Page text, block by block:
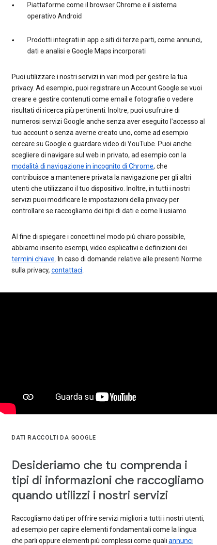
Piattaforme come il browser Chrome e il sistema
operativo Android
Prodotti integrati in app e siti di terze parti, come annunci,
dati e analisi e Google Maps incorporati
Puoi utilizzare i nostri servizi in vari modi per gestire la tua
privacy. Ad esempio, puoi registrare un Account Google se vuoi
creare e gestire contenuti come email e fotografie o vedere
risultati di ricerca più pertinenti. Inoltre, puoi usufruire di
numerosi servizi Google anche senza aver eseguito l'accesso al
tuo account o senza averne creato uno, come ad esempio
cercare su Google o guardare video di YouTube. Puoi anche
scegliere di navigare sul web in privato, ad esempio con la
modalità di navigazione in incognito di Chrome, che
contribuisce a mantenere privata la navigazione per gli altri
utenti che utilizzano il tuo dispositivo. Inoltre, in tutti i nostri
servizi puoi modificare le impostazioni della privacy per
controllare se raccogliamo dei tipi di dati e come li usiamo.
Al fine di spiegare i concetti nel modo più chiaro possibile,
abbiamo inserito esempi, video esplicativi e definizioni dei
termini chiave . In caso di domande relative alle presenti Norme
sulla privacy, contattaci
DATI RACCOLTI DA GOOGLE
Desideriamo che tu comprenda i
tipi di informazioni che raccogliamo
quando utilizzi i nostri servizi
Raccogliamo dati per offrire servizi migliori a tutti i nostri utenti,
ad esempio per capire elementi fondamentali come la lingua
che parli oppure elementi più complessi come quali annunci